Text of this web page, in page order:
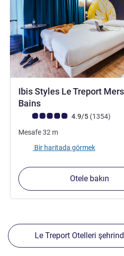
Ibis Styles Le Treport
Bains
Avis müşterileri puanı (ALL
4.9/5 (1354görüş
)
Mesafe32 m
Bir haritada görmek
Otele bakın
Le Treport Otelleri